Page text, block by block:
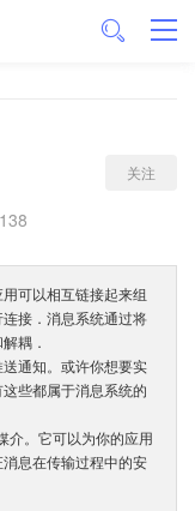
关注
可以相互链接起来组
接．消息系统通过将
耦．
通知。或许你想要实
些都属于消息系统的
。它可以为你的应用
息在传输过程中的安